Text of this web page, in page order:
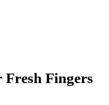
Fresh Fingers